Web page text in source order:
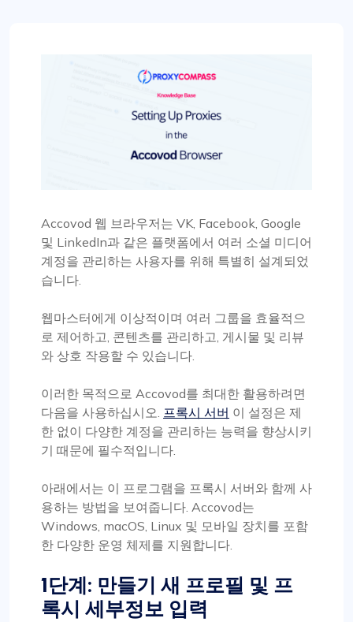
Accovod 웹 브라우저는 VK, Facebook, Google
및 LinkedIn과 같은 플랫폼에서 여러 소셜 미디어
계정을 관리하는 사용자를 위해 특별히 설계되었
습니다.
웹마스터에게 이상적이며 여러 그룹을 효율적으
로 제어하고, 콘텐츠를 관리하고, 게시물 및 리뷰
와 상호 작용할 수 있습니다.
이러한 목적으로 Accovod를 최대한 활용하려면
다음을 사용하십시오. 프록시 서버 이 설정은 제
한 없이 다양한 계정을 관리하는 능력을 향상시키
기 때문에 필수적입니다.
아래에서는 이 프로그램을 프록시 서버와 함께 사
용하는 방법을 보여줍니다. Accovod는
Windows, macOS, Linux 및 모바일 장치를 포함
한 다양한 운영 체제를 지원합니다.
1단계: 만들기 새 프로필 및 프
록시 세부정보 입력